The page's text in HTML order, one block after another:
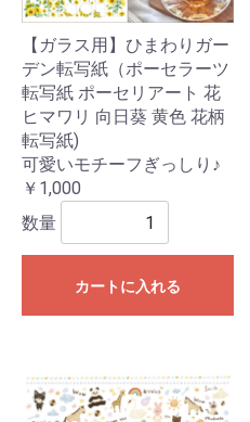
【ガラス用】ひまわりガー
デン転写紙（ポーセラーツ
転写紙 ポーセリアート 花
ヒマワリ 向日葵 黄色 花柄
転写紙)
可愛いモチーフぎっしり♪
￥1,000
数量
カートに入れる